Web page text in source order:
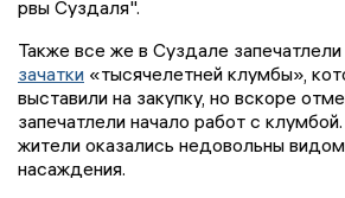
рвы Суздаля".
Также все же в Суздале запечатлели
зачатки «тысячелетней клумбы»,
выставили на закупку, но вскоре
запечатлели начало работ с
жители оказались недовольны
насаждения.